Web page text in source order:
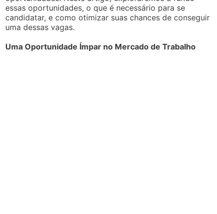
essas oportunidades, o que é necessário para se
candidatar, e como otimizar suas chances de conseguir
uma dessas vagas.
Uma Oportunidade Ímpar no Mercado de Trabalho